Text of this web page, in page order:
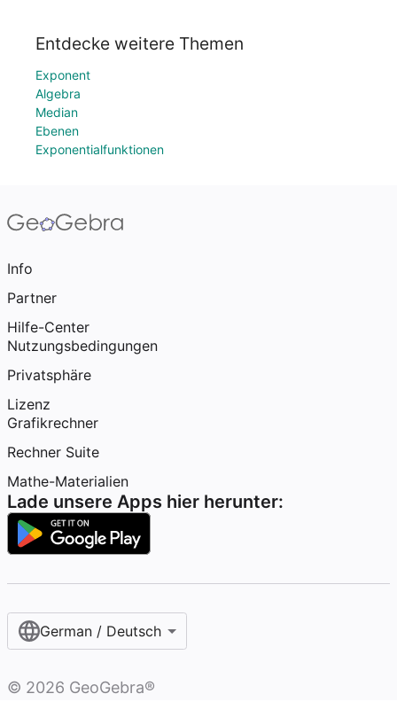
Entdecke weitere Themen
Exponent
Algebra
Median
Ebenen
Exponentialfunktionen
Info
Partner
Hilfe-Center
Nutzungsbedingungen
Privatsphäre
Lizenz
Grafikrechner
Rechner Suite
Mathe-Materialien
Lade unsere Apps hier herunter:
German / Deutsch
© 2026 GeoGebra®